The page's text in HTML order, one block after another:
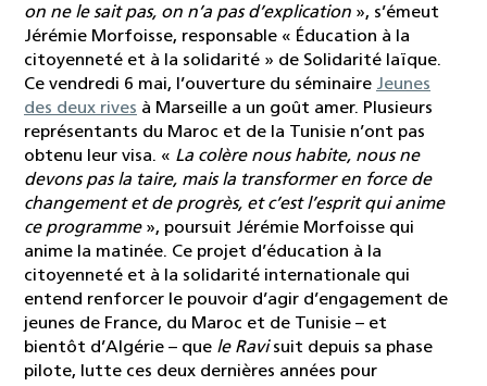
on ne le sait pas, on n’a pas d’explication », s’émeut
Jérémie Morfoisse, responsable « Éducation à la
citoyenneté et à la solidarité » de Solidarité laïque.
Ce vendredi 6 mai, l’ouverture du séminaire Jeunes
des deux rives à Marseille a un goût amer. Plusieurs
représentants du Maroc et de la Tunisie n’ont pas
obtenu leur visa. « La colère nous habite, nous ne
devons pas la taire, mais la transformer en force de
changement et de progrès, et c’est l’esprit qui anime
ce programme », poursuit Jérémie Morfoisse qui
anime la matinée. Ce projet d’éducation à la
citoyenneté et à la solidarité internationale qui
entend renforcer le pouvoir d’agir d’engagement de
jeunes de France, du Maroc et de Tunisie – et
bientôt d’Algérie – que le Ravisuit depuis sa phase
pilote, lutte ces deux dernières années pour